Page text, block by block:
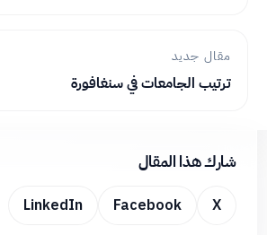
مقال جديد
ترتيب الجامعات في سنغافورة
شارك هذا المقال
X
Facebook
LinkedIn